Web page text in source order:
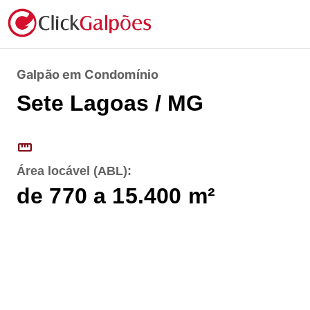
Galpão em Condomínio
Sete Lagoas / MG
straighten
Área locável (ABL):
de 770 a 15.400 m²